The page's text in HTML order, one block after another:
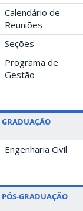
Calendário de
Reuniões
Seções
Programa de
Gestão
GRADUAÇÃO
Engenharia Civil
PÓS-GRADUAÇÃO